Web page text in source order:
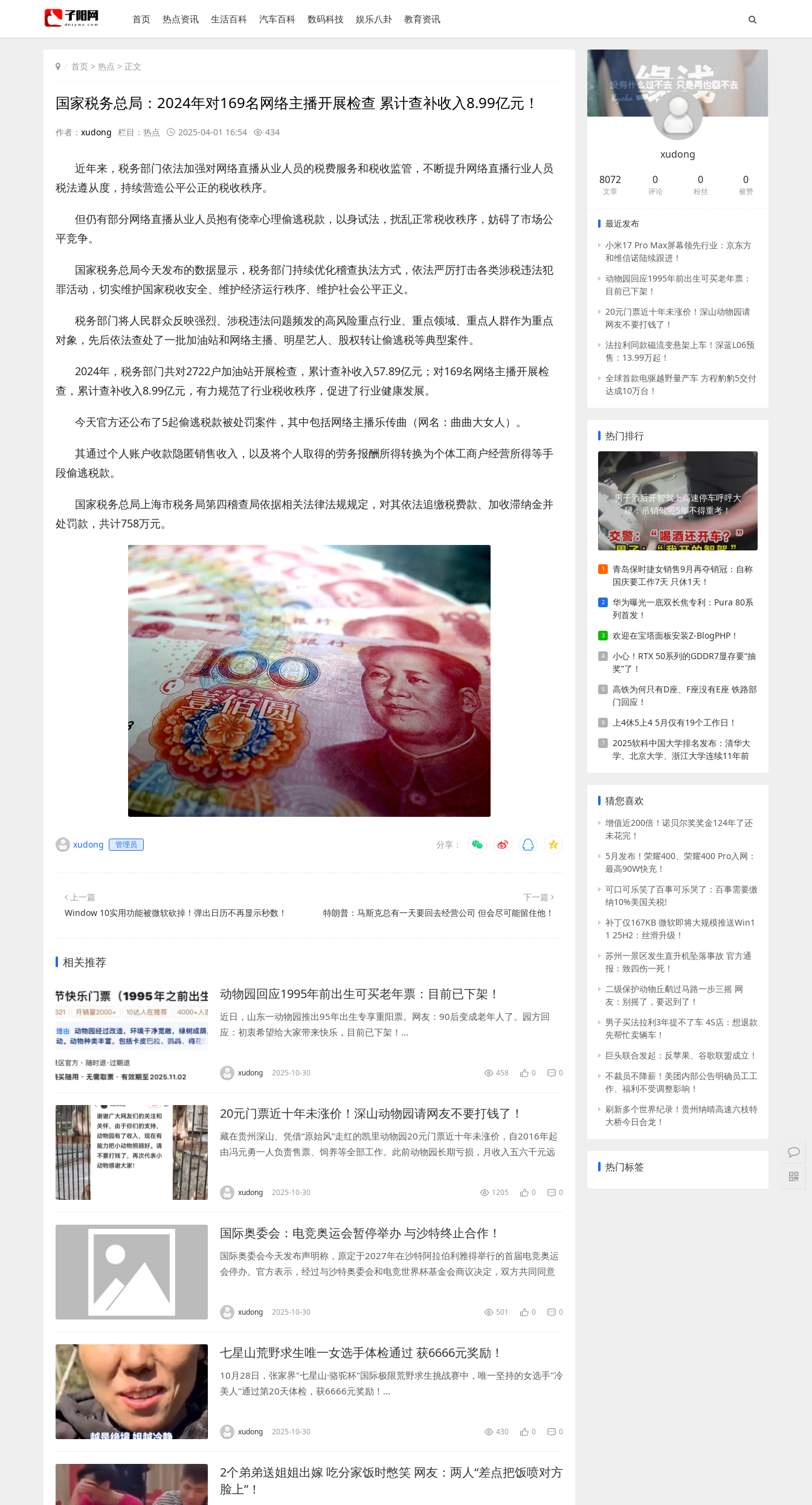
首页 热点资讯 生活百科 汽车百科 数码科技 娱乐八卦 教育资讯
首页 > 热点 > 正文
国家税务总局：2024年对169名网络主播开展检查 累计查补收入8.99亿元！
作者： xudong 栏目： 热点 2025-04-01 16:54 434
近年来，税务部门依法加强对网络直播从业人员的税费服务和税收监管，不断提升网络直播行业人员
税法遵从度，持续营造公平公正的税收秩序。
但仍有部分网络直播从业人员抱有侥幸心理偷逃税款，以身试法，扰乱正常税收秩序，妨碍了市场公
平竞争。
国家税务总局今天发布的数据显示，税务部门持续优化稽查执法方式，依法严厉打击各类涉税违法犯
罪活动，切实维护国家税收安全、维护经济运行秩序、维护社会公平正义。
税务部门将人民群众反映强烈、涉税违法问题频发的高风险重点行业、重点领域、重点人群作为重点
对象，先后依法查处了一批加油站和网络主播、明星艺人、股权转让偷逃税等典型案件。
2024年，税务部门共对2722户加油站开展检查，累计查补收入57.89亿元；对169名网络主播开展检
查，累计查补收入8.99亿元，有力规范了行业税收秩序，促进了行业健康发展。
今天官方还公布了5起偷逃税款被处罚案件，其中包括网络主播乐传曲（网名：曲曲大女人）。
其通过个人账户收款隐匿销售收入，以及将个人取得的劳务报酬所得转换为个体工商户经营所得等手
段偷逃税款。
国家税务总局上海市税务局第四稽查局依据相关法律法规规定，对其依法追缴税费款、加收滞纳金并
处罚款，共计758万元。
xudong 管理员 分享：
上一篇
Window 10实用功能被微软砍掉！弹出日历不再显示秒数！
下一篇
特朗普：马斯克总有一天要回去经营公司 但会尽可能留住他！
相关推荐
动物园回应1995年前出生可买老年票：目前已下架！
近日，山东一动物园推出95年出生专享重阳票。网友：90后变成老年人了。园方回
应：初衷希望给大家带来快乐，目前已下架！...
xudong 2025-10-30 458 0 0
20元门票近十年未涨价！深山动物园请网友不要打钱了！
藏在贵州深山、凭借“原始风”走红的凯里动物园20元门票近十年未涨价，自2016年起
由冯元勇一人负责售票、饲养等全部工作。此前动物园长期亏损，月收入五六千元远
xudong 2025-10-30 1205 0 0
国际奥委会：电竞奥运会暂停举办 与沙特终止合作！
国际奥委会今天发布声明称，原定于2027年在沙特阿拉伯利雅得举行的首届电竞奥运
会停办。官方表示，经过与沙特奥委会和电竞世界杯基金会商议决定，双方共同同意
xudong 2025-10-30 501 0 0
七星山荒野求生唯一女选手体检通过 获6666元奖励！
10月28日，张家界"七星山·骆驼杯"国际极限荒野求生挑战赛中，唯一坚持的女选手"冷
美人"通过第20天体检，获6666元奖励！...
xudong 2025-10-30 430 0 0
2个弟弟送姐姐出嫁 吃分家饭时憋笑 网友：两人“差点把饭喷对方
脸上”！
xudong
8072
文章
0
评论
0
粉丝
0
被赞
最近发布
小米17 Pro Max屏幕领先行业：京东方
和维信诺陆续跟进！
动物园回应1995年前出生可买老年票：
目前已下架！
20元门票近十年未涨价！深山动物园请
网友不要打钱了！
法拉利同款磁流变悬架上车！深蓝L06预
售：13.99万起！
全球首款电驱越野量产车 方程豹豹5交付
达成10万台！
热门排行
男子酒后开智驾上高速停车呼呼大
睡：吊销驾照5年不得重考！
青岛保时捷女销售9月再夺销冠：自称
国庆要工作7天 只休1天！
华为曝光一底双长焦专利：Pura 80系
列首发！
欢迎在宝塔面板安装Z-BlogPHP！
小心！RTX 50系列的GDDR7显存要“抽
奖”了！
高铁为何只有D座、F座没有E座 铁路部
门回应！
上4休5上4 5月仅有19个工作日！
2025软科中国大学排名发布：清华大
学、北京大学、浙江大学连续11年前
猜您喜欢
增值近200倍！诺贝尔奖奖金124年了还
未花完！
5月发布！荣耀400、荣耀400 Pro入网：
最高90W快充！
可口可乐笑了百事可乐哭了：百事需要缴
纳10%美国关税!
补丁仅167KB 微软即将大规模推送Win1
1 25H2：丝滑升级！
苏州一景区发生直升机坠落事故 官方通
报：致四伤一死！
二级保护动物丘鹬过马路一步三摇 网
友：别摇了，要迟到了！
男子买法拉利3年提不了车 4S店：想退款
先帮忙卖辆车！
巨头联合发起：反苹果、谷歌联盟成立！
不裁员不降薪！美团内部公告明确员工工
作、福利不受调整影响！
刷新多个世界纪录！贵州纳晴高速六枝特
大桥今日合龙！
热门标签